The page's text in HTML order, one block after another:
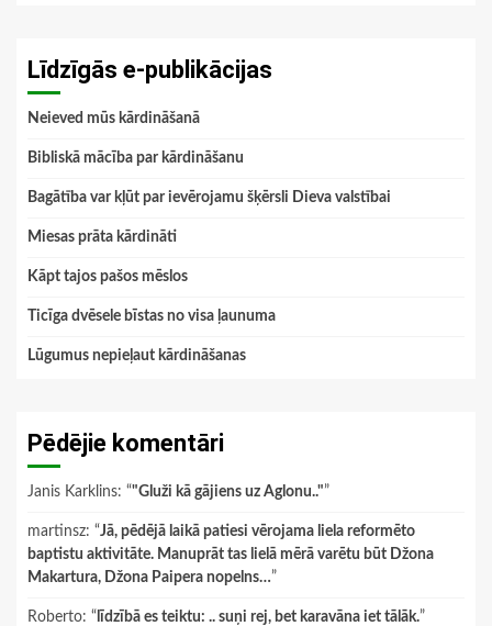
Līdzīgās e-publikācijas
Neieved mūs kārdināšanā
Bibliskā mācība par kārdināšanu
Bagātība var kļūt par ievērojamu šķērsli Dieva valstībai
Miesas prāta kārdināti
Kāpt tajos pašos mēslos
Ticīga dvēsele bīstas no visa ļaunuma
Lūgumus nepieļaut kārdināšanas
Pēdējie komentāri
Janis Karklins: “"Gluži kā gājiens uz Aglonu.."”
martinsz: “Jā, pēdējā laikā patiesi vērojama liela reformēto
baptistu aktivitāte. Manuprāt tas lielā mērā varētu būt Džona
Makartura, Džona Paipera nopelns…”
Roberto: “ līdzībā es teiktu: .. suņi rej, bet karavāna iet tālāk.”